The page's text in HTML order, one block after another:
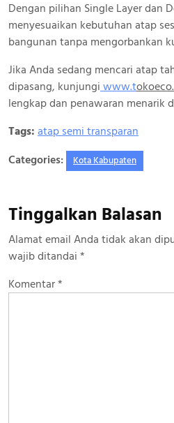
Dengan pilihan Single Layer dan
menyesuaikan kebutuhan atap
bangunan tanpa mengorbankan
Jika Anda sedang mencari atap
dipasang, kunjungi www.t
lengkap dan penawaran menarik
Tags: atap semi transparan
Categories:
Kota Kabupaten
Tinggalkan Balasan
Alamat email Anda tidak akan
wajib ditandai *
Komentar*